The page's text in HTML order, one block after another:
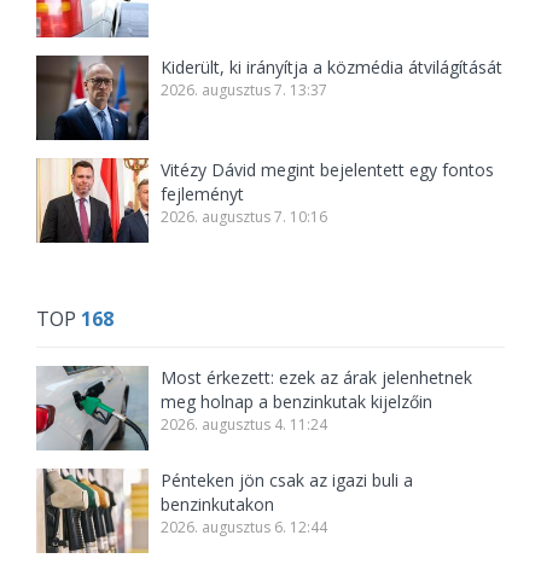
Kiderült, ki irányítja a közmédia átvilágítását
2026. augusztus 7. 13:37
Vitézy Dávid megint bejelentett egy fontos
fejleményt
2026. augusztus 7. 10:16
TOP 168
Most érkezett: ezek az árak jelenhetnek
meg holnap a benzinkutak kijelzőin
2026. augusztus 4. 11:24
Pénteken jön csak az igazi buli a
benzinkutakon
2026. augusztus 6. 12:44